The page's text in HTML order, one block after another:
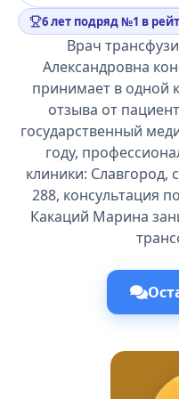
6 лет подряд №1 в
Врач
Александровна
принимает в одной
отзыва от
государственный
году,
клиники: Славгород,
288, консультация
Какаций Марина